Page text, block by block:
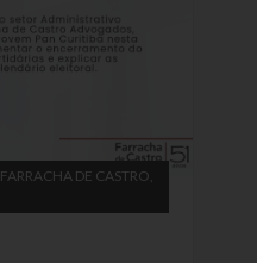
FARRACHA DE CASTRO